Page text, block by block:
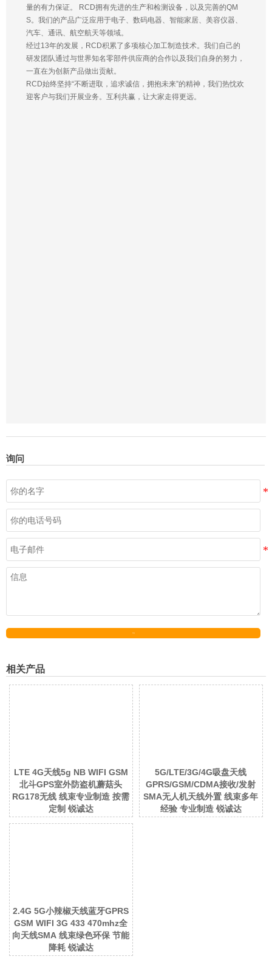
量的有力保证。 RCD拥有先进的生产和检测设备，以及完善的QM
S。我们的产品广泛应用于电子、数码电器、智能家居、美容仪器、
汽车、通讯、航空航天等领域。
经过13年的发展，RCD积累了多项核心加工制造技术。我们自己的
研发团队通过与世界知名零部件供应商的合作以及我们自身的努力，
一直在为创新产品做出贡献。
RCD始终坚持“不断进取，追求诚信，拥抱未来”的精神，我们热忱欢
迎客户与我们开展业务。互利共赢，让大家走得更远。
询问
相关产品
LTE 4G天线5g NB WIFI GSM
北斗GPS室外防盗机蘑菇头
RG178无线 线束专业制造 按需
定制 锐诚达
5G/LTE/3G/4G吸盘天线
GPRS/GSM/CDMA接收/发射
SMA无人机天线外置 线束多年
经验 专业制造 锐诚达
2.4G 5G小辣椒天线蓝牙GPRS
GSM WIFI 3G 433 470mhz全
向天线SMA 线束绿色环保 节能
降耗 锐诚达